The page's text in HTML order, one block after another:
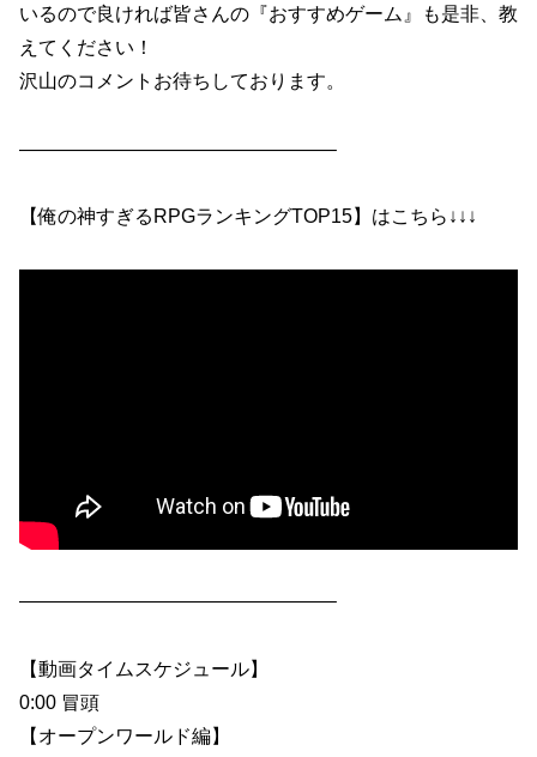
いるので良ければ皆さんの『おすすめゲーム』も是非、教
えてください！
沢山のコメントお待ちしております。
————————————————–
【俺の神すぎるRPGランキングTOP15】はこちら↓↓↓
————————————————–
【動画タイムスケジュール】
0:00 冒頭
【オープンワールド編】